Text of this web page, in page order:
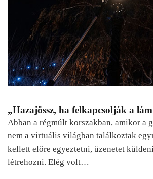
„Hazajössz, ha felkapcsolják a
Abban a régmúlt korszakban, amikor a
nem a virtuális világban találkoztak
kellett előre egyeztetni, üzenetet
létrehozni. Elég volt…